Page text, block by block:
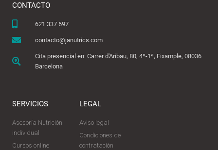
CONTACTO
621 337 697
contacto@janutrics.com
Cita presencial en: Carrer d'Aribau, 80, 4º-1ª, Eixample, 08036
Barcelona
SERVICIOS
Asesoría Nutrición
individual
Cursos online
LEGAL
Aviso legal
Condiciones de
contratación